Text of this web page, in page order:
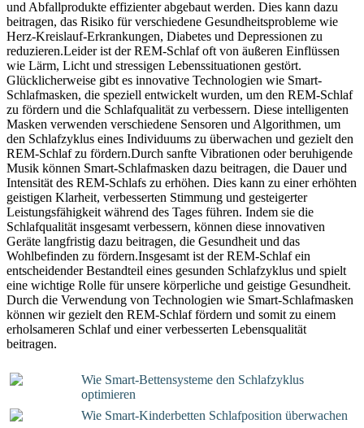
und Abfallprodukte effizienter abgebaut werden. Dies kann dazu
beitragen, das Risiko für verschiedene Gesundheitsprobleme wie
Herz-Kreislauf-Erkrankungen, Diabetes und Depressionen zu
reduzieren.Leider ist der REM-Schlaf oft von äußeren Einflüssen
wie Lärm, Licht und stressigen Lebenssituationen gestört.
Glücklicherweise gibt es innovative Technologien wie Smart-
Schlafmasken, die speziell entwickelt wurden, um den REM-Schlaf
zu fördern und die Schlafqualität zu verbessern. Diese intelligenten
Masken verwenden verschiedene Sensoren und Algorithmen, um
den Schlafzyklus eines Individuums zu überwachen und gezielt den
REM-Schlaf zu fördern.Durch sanfte Vibrationen oder beruhigende
Musik können Smart-Schlafmasken dazu beitragen, die Dauer und
Intensität des REM-Schlafs zu erhöhen. Dies kann zu einer erhöhten
geistigen Klarheit, verbesserten Stimmung und gesteigerter
Leistungsfähigkeit während des Tages führen. Indem sie die
Schlafqualität insgesamt verbessern, können diese innovativen
Geräte langfristig dazu beitragen, die Gesundheit und das
Wohlbefinden zu fördern.Insgesamt ist der REM-Schlaf ein
entscheidender Bestandteil eines gesunden Schlafzyklus und spielt
eine wichtige Rolle für unsere körperliche und geistige Gesundheit.
Durch die Verwendung von Technologien wie Smart-Schlafmasken
können wir gezielt den REM-Schlaf fördern und somit zu einem
erholsameren Schlaf und einer verbesserten Lebensqualität
beitragen.
Wie Smart-Bettensysteme den Schlafzyklus
optimieren
Wie Smart-Kinderbetten Schlafposition überwachen